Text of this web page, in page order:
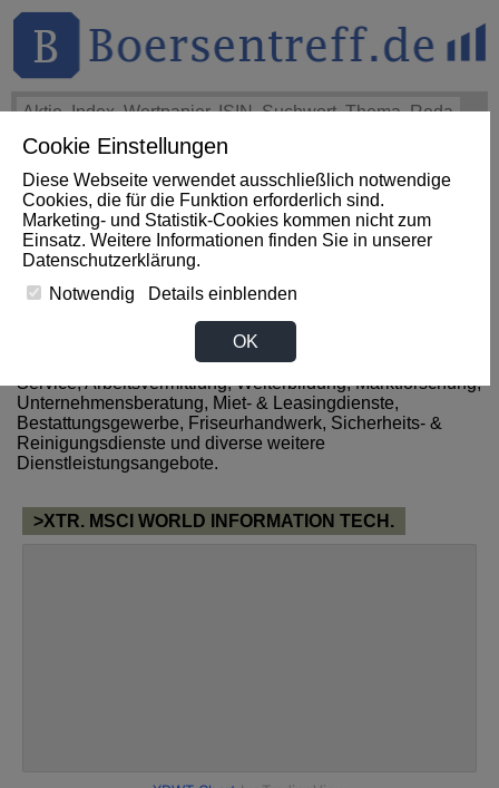
Cookie Einstellungen
Diese Webseite verwendet ausschließlich notwendige
Cookies, die für die Funktion erforderlich sind.
Marketing- und Statistik-Cookies kommen nicht zum
Einsatz. Weitere Informationen finden Sie in unserer
Datenschutzerklärung.
Notwendig
Details einblenden
OK
THEMEN HOT-STOCKS
News zum Sektor
Dienstleistungen aus Kenia
Zum Sektor Dienstleistung gehören alle Unternehmen,
welche in folgenden Branchen tätig sind: Internet- & IT-
Service, Arbeitsvermittlung, Weiterbildung, Marktforschung,
Unternehmensberatung, Miet- & Leasingdienste,
Bestattungsgewerbe, Friseurhandwerk, Sicherheits- &
Reinigungsdienste und diverse weitere
Dienstleistungsangebote.
>XTR. MSCI WORLD INFORMATION TECH.